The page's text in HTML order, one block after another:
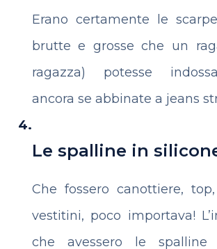
Erano certamente le
brutte e grosse che un
ragazza) potesse
ancora se abbinate a jeans
Le spalline in
Che fossero canottiere,
vestitini, poco importava!
che avessero le